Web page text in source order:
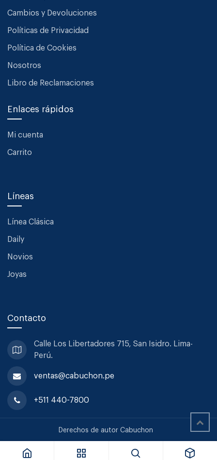
Cambios y Devoluciones
Políticas de Privacidad
Política de Cookies
Nosotros
Libro de Reclamaciones
Enlaces rápidos
Mi cuenta
Carrito
Líneas
Línea Clásica
Daily
Novios
Joyas
Contacto
Calle Los Libertadores 715, San Isidro. Lima-
Perú.
ventas@cabuchon.pe
+511 440-7800
Derechos de autor Cabuchon